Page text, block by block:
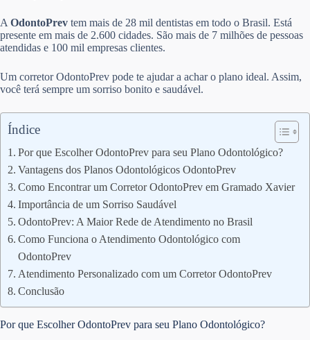
A OdontoPrev tem mais de 28 mil dentistas em todo o Brasil. Está
presente em mais de 2.600 cidades. São mais de 7 milhões de pessoas
atendidas e 100 mil empresas clientes.
Um corretor OdontoPrev pode te ajudar a achar o plano ideal. Assim,
você terá sempre um sorriso bonito e saudável.
Índice
Por que Escolher OdontoPrev para seu Plano Odontológico?
Vantagens dos Planos Odontológicos OdontoPrev
Como Encontrar um Corretor OdontoPrev em Gramado Xavier
Importância de um Sorriso Saudável
OdontoPrev: A Maior Rede de Atendimento no Brasil
Como Funciona o Atendimento Odontológico com
OdontoPrev
Atendimento Personalizado com um Corretor OdontoPrev
Conclusão
Por que Escolher OdontoPrev para seu Plano Odontológico?